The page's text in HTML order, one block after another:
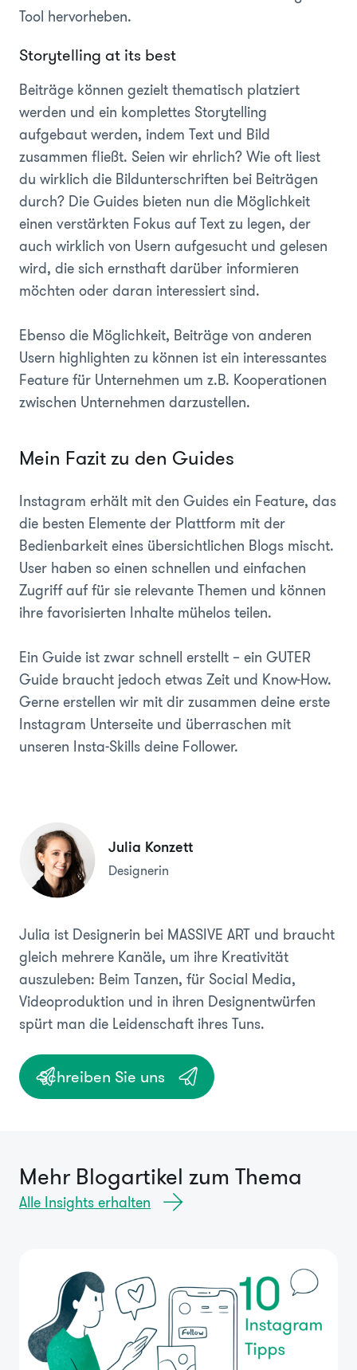
Tool hervorheben.
Storytelling at its best
Beiträge können gezielt thematisch platziert
werden und ein komplettes Storytelling
aufgebaut werden, indem Text und Bild
zusammen fließt. Seien wir ehrlich? Wie oft liest
du wirklich die Bildunterschriften bei Beiträgen
durch? Die Guides bieten nun die Möglichkeit
einen verstärkten Fokus auf Text zu legen, der
auch wirklich von Usern aufgesucht und gelesen
wird, die sich ernsthaft darüber informieren
möchten oder daran interessiert sind.
Ebenso die Möglichkeit, Beiträge von anderen
Usern highlighten zu können ist ein interessantes
Feature für Unternehmen um z.B. Kooperationen
zwischen Unternehmen darzustellen.
Mein Fazit zu den Guides
Instagram erhält mit den Guides ein Feature, das
die besten Elemente der Plattform mit der
Bedienbarkeit eines übersichtlichen Blogs mischt.
User haben so einen schnellen und einfachen
Zugriff auf für sie relevante Themen und können
ihre favorisierten Inhalte mühelos teilen.
Ein Guide ist zwar schnell erstellt – ein GUTER
Guide braucht jedoch etwas Zeit und Know-How.
Gerne erstellen wir mit dir zusammen deine erste
Instagram Unterseite und überraschen mit
unseren Insta-Skills deine Follower.
Julia Konzett
Designerin
Julia ist Designerin bei MASSIVE ART und braucht
gleich mehrere Kanäle, um ihre Kreativität
auszuleben: Beim Tanzen, für Social Media,
Videoproduktion und in ihren Designentwürfen
spürt man die Leidenschaft ihres Tuns.
Schreiben Sie uns
Mehr Blogartikel zum Thema
Alle Insights erhalten